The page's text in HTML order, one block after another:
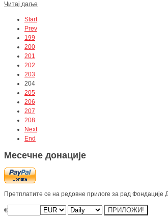
Читај даље
Start
Prev
199
200
201
202
203
204
205
206
207
208
Next
End
Месечне донације
Претплатите се на редовне прилоге за рад Фондације
€